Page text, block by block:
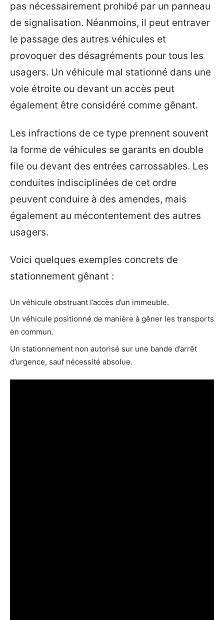
pas nécessairement prohibé par un panneau
de signalisation. Néanmoins, il peut entraver
le passage des autres véhicules et
provoquer des désagréments pour tous les
usagers. Un véhicule mal stationné dans une
voie étroite ou devant un accès peut
également être considéré comme gênant.
Les infractions de ce type prennent souvent
la forme de véhicules se garants en double
file ou devant des entrées carrossables. Les
conduites indisciplinées de cet ordre
peuvent conduire à des amendes, mais
également au mécontentement des autres
usagers.
Voici quelques exemples concrets de
stationnement gênant :
Un véhicule obstruant l’accès d’un immeuble.
Un véhicule positionné de manière à gêner les transports
en commun.
Un stationnement non autorisé sur une bande d’arrêt
d’urgence, sauf nécessité absolue.